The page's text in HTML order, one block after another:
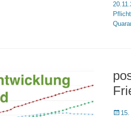
Pflicht